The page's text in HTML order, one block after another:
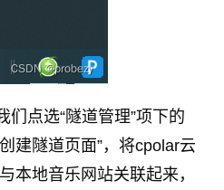
点选“隧道管理”项下的
建隧道页面”，将cpolar云
本地音乐网站关联起来，